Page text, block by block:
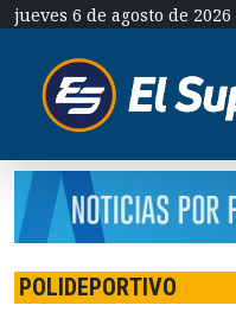
jueves 6 de agosto de 2026
POLIDEPORTIVO